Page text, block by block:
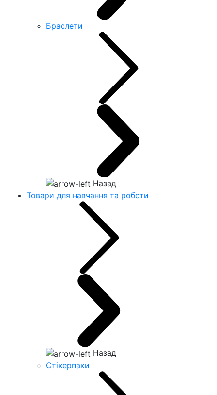
Браслети
Назад
Товари для навчання та роботи
Назад
Стікерпаки